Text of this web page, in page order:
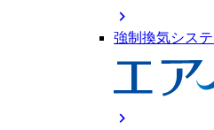
chevron_right
強制換気シス
chevron_right